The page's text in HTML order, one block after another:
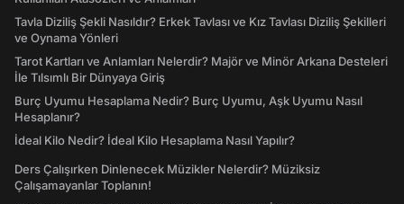
Tavla Diziliş Şekli Nasıldır? Erkek Tavlası ve Kız Tavlası Diziliş Şekilleri
ve Oynama Yönleri
Tarot Kartları ve Anlamları Nelerdir? Majör ve Minör Arkana Desteleri
İle Tılsımlı Bir Dünyaya Giriş
Burç Uyumu Hesaplama Nedir? Burç Uyumu, Aşk Uyumu Nasıl
Hesaplanır?
İdeal Kilo Nedir? İdeal Kilo Hesaplama Nasıl Yapılır?
Ders Çalışırken Dinlenecek Müzikler Nelerdir? Müziksiz
Çalışamayanlar Toplanın!